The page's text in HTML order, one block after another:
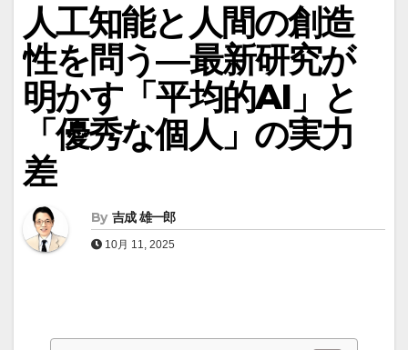
人工知能と人間の創造
性を問う―最新研究が
明かす「平均的AI」と
「優秀な個人」の実力
差
By 吉成 雄一郎
10月 11, 2025